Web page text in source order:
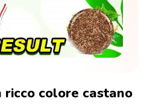
colore castano